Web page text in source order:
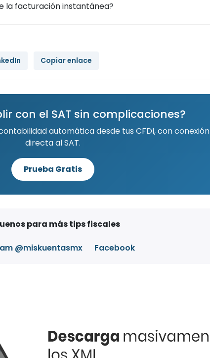
la facturación instantánea?
Copiar enlace
con el SAT sin complicaciones?
automática desde tus CFDI, con conexión
directa al SAT.
Prueba Gratis
para más tips fiscales
@miskuentasmx Facebook